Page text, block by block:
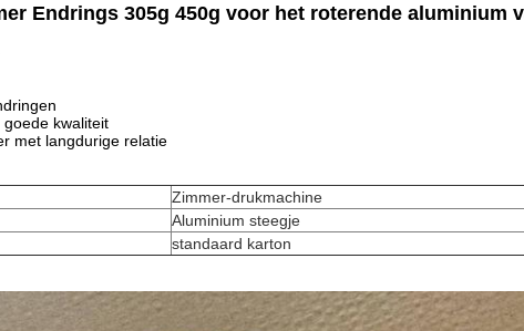
Endrings 305g 450g voor het roterende aluminium
kwaliteit
met langdurige relatie
Zimmer-drukmachine
Aluminium steegje
standaard karton